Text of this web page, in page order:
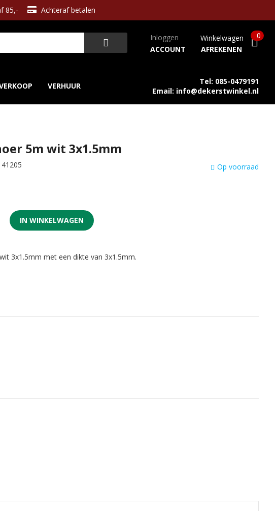
85,- Achteraf betalen
Inloggen
ACCOUNT
Winkelwagen
AFREKENEN
0
VERHUUR
Tel: 085-0479191
Email: info@dekerstwinkel.nl
5m wit 3x1.5mm
Op voorraad
41205
IN WINKELWAGEN
3x1.5mm met een dikte van 3x1.5mm.